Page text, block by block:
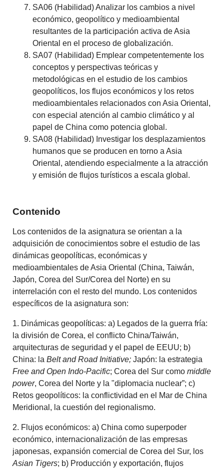
SA06 (Habilidad) Analizar los cambios a nivel
económico, geopolítico y medioambiental
resultantes de la participación activa de Asia
Oriental en el proceso de globalización.
SA07 (Habilidad) Emplear competentemente los
conceptos y perspectivas teóricas y
metodológicas en el estudio de los cambios
geopolíticos, los flujos económicos y los retos
medioambientales relacionados con Asia Oriental,
con especial atención al cambio climático y al
papel de China como potencia global.
SA08 (Habilidad) Investigar los desplazamientos
humanos que se producen en torno a Asia
Oriental, atendiendo especialmente a la atracción
y emisión de flujos turísticos a escala global.
Contenido
Los contenidos de la asignatura se orientan a la
adquisición de conocimientos sobre el estudio de las
dinámicas geopolíticas, económicas y
medioambientales de Asia Oriental (China, Taiwán,
Japón, Corea del Sur/Corea del Norte) en su
interrelación con el resto del mundo. Los contenidos
específicos de la asignatura son:
1. Dinámicas geopolíticas: a) Legados de la guerra fría:
la división de Corea, el conflicto China/Taiwán,
arquitecturas de seguridad y el papel de EEUU; b)
China: laBelt and Road Initiative; Japón: la estrategia
Free and Open Indo-Pacific; Corea del Sur comomiddle
power, Corea del Norte y la "diplomacia nuclear”; c)
Retos geopolíticos: la conflictividad en el Mar de China
Meridional, la cuestión del regionalismo.
2. Flujos económicos: a) China como superpoder
económico, internacionalización de las empresas
japonesas, expansión comercial de Corea del Sur, los
Asian Tigers; b) Producción y exportación, flujos